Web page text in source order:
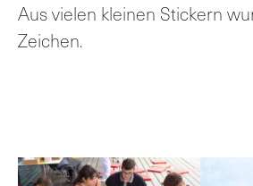
Aus vielen kleinen Stickern
Zeichen.